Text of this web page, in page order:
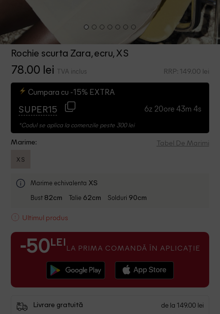
Rochie scurta Zara, ecru, XS
78.00 lei TVA inclus RRP: 149.00 lei
Cumpara cu -15% EXTRA
SUPER15 6z 20ore 43m 3s
*Codul se aplica la comenzile peste 300 lei
Marime: Tabel De Marimi
XS
Marime echivalenta XS
Bust 82cm Talie 62cm Solduri 90cm
Ultimul produs
-50 LEI LA PRIMA COMANDĂ ÎN APLICAȚIE
Livrare gratuită de la 149.00 lei